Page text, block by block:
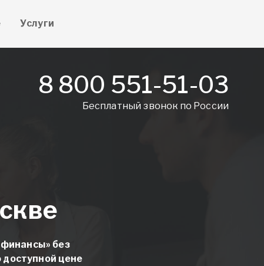
Услуги
8 800 551-51-03
Бесплатный звонок по России
без
цене